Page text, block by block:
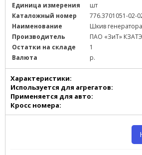
Единица измерения
шт
Каталожный номер
776.3701051-02-
Наименование
Шкив
Производитель
ПАО «ЗиТ»
Остатки на складе
1
Валюта
р.
Характеристики:
Используется для агрегатов:
Применяется для авто:
Кросс номера: